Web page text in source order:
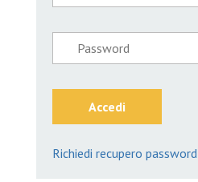
Accedi
Richiedi recupero password